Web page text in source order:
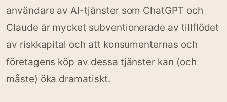
användare av AI-tjänster som ChatGPT och
Claude är mycket subventionerade av tillflödet
av riskkapital och att konsumenternas och
företagens köp av dessa tjänster kan (och
måste) öka dramatiskt.